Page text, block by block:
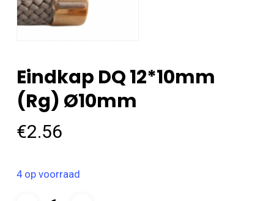
Eindkap DQ 12*10mm
(rg) Ø10mm
€2.56
4 op voorraad